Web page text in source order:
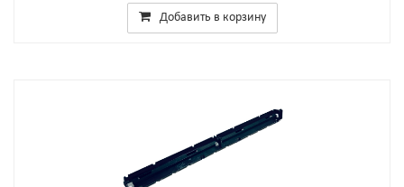
Добавить в корзину